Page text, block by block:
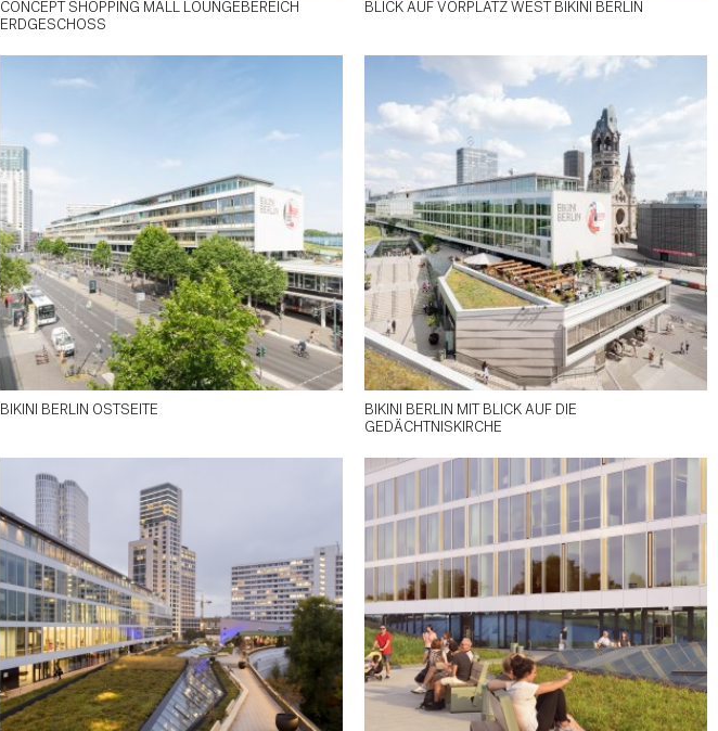
CONCEPT SHOPPING MALL LOUNGEBEREICH
ERDGESCHOSS
BLICK AUF VORPLATZ WEST BIKINI BERLIN
BIKINI BERLIN OSTSEITE
BIKINI BERLIN MIT BLICK AUF DIE
GEDÄCHTNISKIRCHE